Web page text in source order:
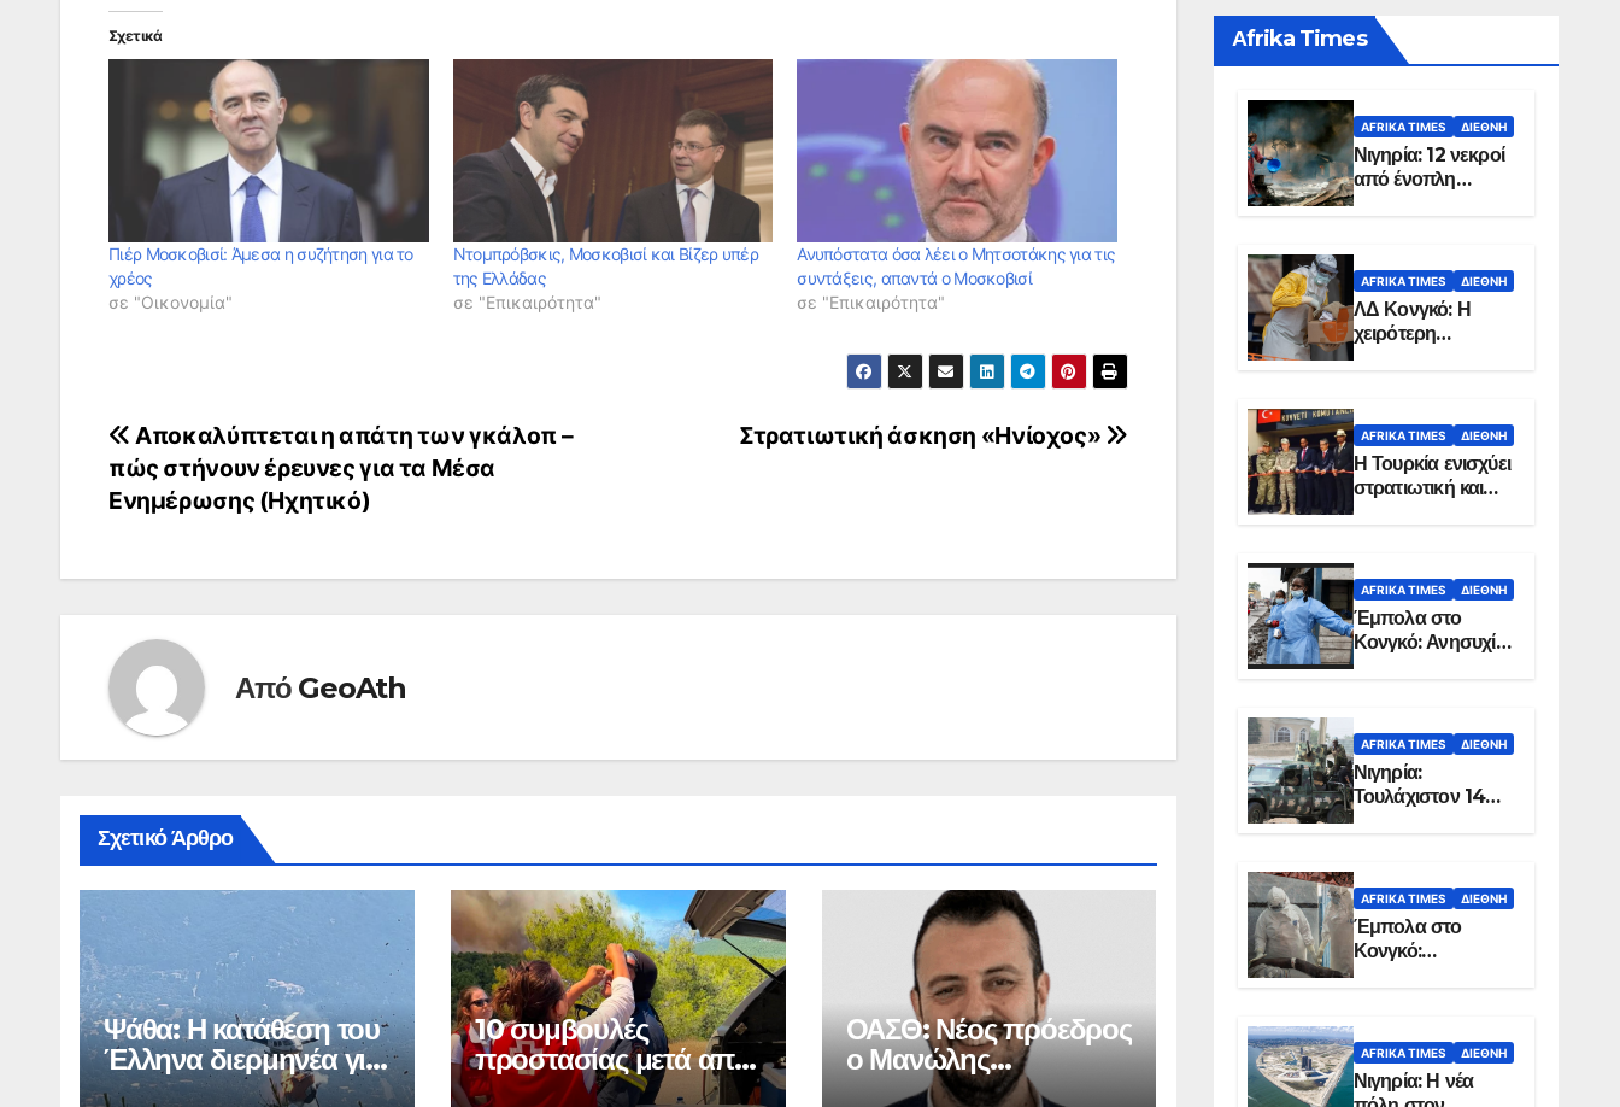
Σχετικά
Πιέρ Μοσκοβισί: Άμεσα η συζήτηση για το
χρέος
σε "Οικονομία"
Ντομπρόβσκις, Μοσκοβισί και Βίζερ υπέρ
της Ελλάδας
σε "Επικαιρότητα"
Ανυπόστατα όσα λέει ο Μητσοτάκης για τις
συντάξεις, απαντά ο Μοσκοβισί
σε "Επικαιρότητα"
Πλοήγηση
άρθρων
Στρατιωτική άσκηση «Ηνίοχος»
Αποκαλύπτεται η απάτη των γκάλοπ –
πώς στήνουν έρευνες για τα Μέσα
Ενημέρωσης (Ηχητικό)
Από GeoAth
Σχετικό Άρθρο
Ψάθα: Η κατάθεση του
Έλληνα διερμηνέα για
τη σύγκρουση
10 συμβουλές
προστασίας μετά από
πυρκαγιά
ΟΑΣΘ: Νέος πρόεδρος
ο Μανώλης
Μπελιμπασάκης
Αfrika Times
AFRIKA TIMES ΔΙΕΘΝΉ
Νιγηρία: 12 νεκροί
από ένοπλη
επίθεση σε χωριό
AFRIKA TIMES ΔΙΕΘΝΉ
ΛΔ Κονγκό: Η
χειρότερη
επιδημία Έμπολα
χώρας
AFRIKA TIMES ΔΙΕΘΝΉ
Η Τουρκία ενισχύει
στρατιωτική και
ενεργειακή
Σομαλία
AFRIKA TIMES ΔΙΕΘΝΉ
Έμπολα στο
Κονγκό: Ανησυχία
για τη μεγάλη
AFRIKA TIMES ΔΙΕΘΝΉ
Νιγηρία:
Τουλάχιστον 14
νεκροί από
στην Οτούκπο
AFRIKA TIMES ΔΙΕΘΝΉ
Έμπολα στο
Κονγκό:
Ξεπέρασαν τους
AFRIKA TIMES ΔΙΕΘΝΉ
Νιγηρία: Η νέα